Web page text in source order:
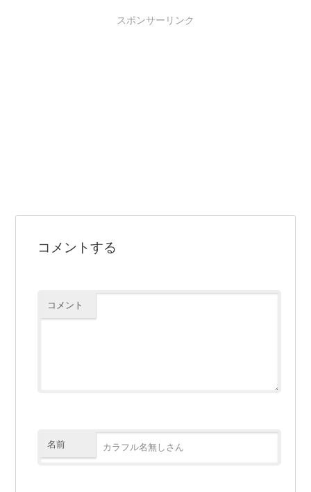
スポンサーリンク
コメントする
コメント
名前